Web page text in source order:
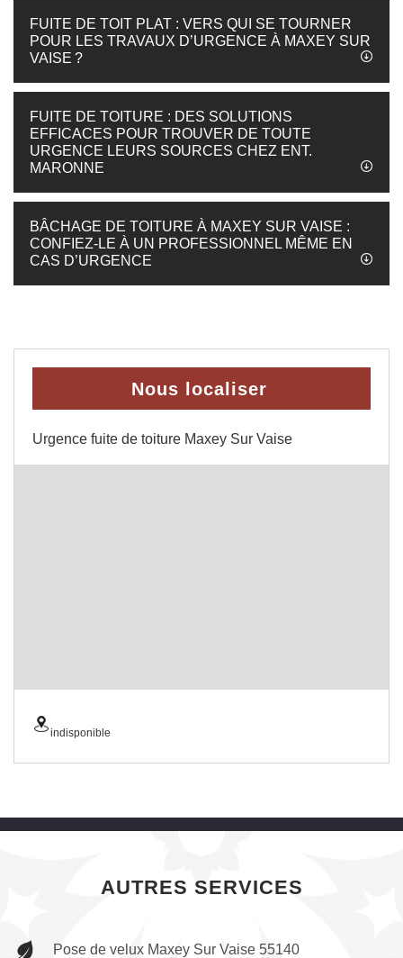
FUITE DE TOIT PLAT : VERS QUI SE TOURNER
POUR LES TRAVAUX D’URGENCE À MAXEY SUR
VAISE ?
FUITE DE TOITURE : DES SOLUTIONS
EFFICACES POUR TROUVER DE TOUTE
URGENCE LEURS SOURCES CHEZ ENT.
MARONNE
BÂCHAGE DE TOITURE À MAXEY SUR VAISE :
CONFIEZ-LE À UN PROFESSIONNEL MÊME EN
CAS D’URGENCE
Nous localiser
Urgence fuite de toiture Maxey Sur Vaise
indisponible
AUTRES SERVICES
Pose de velux Maxey Sur Vaise 55140